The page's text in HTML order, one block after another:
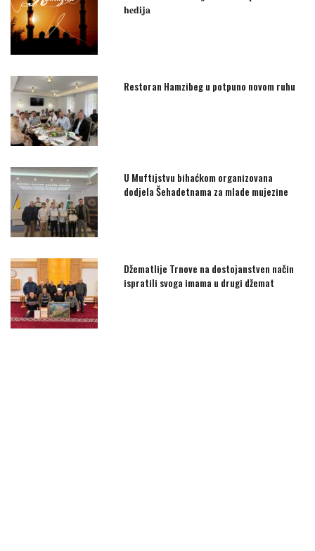
𝐡𝐞𝐝𝐢𝐣𝐚
Restoran Hamzibeg u potpuno novom ruhu
U Muftijstvu bihaćkom organizovana
dodjela Šehadetnama za mlade mujezine
Džematlije Trnove na dostojanstven način
ispratili svoga imama u drugi džemat